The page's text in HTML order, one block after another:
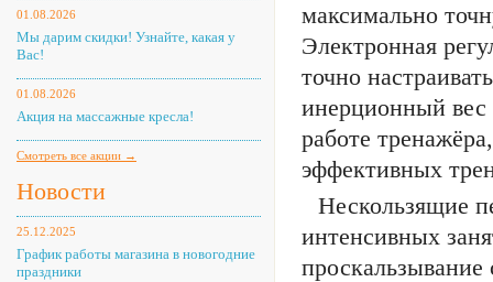
01.08.2026
Мы дарим скидки! Узнайте, какая у
Вас!
01.08.2026
Акция на массажные кресла!
Смотреть все акции →
Новости
25.12.2025
График работы магазина в новогодние
праздники
максимально
Электронная
точно
инерционный вес
работе
эффективных
Нескользящие
интенсивных
проскальзывание